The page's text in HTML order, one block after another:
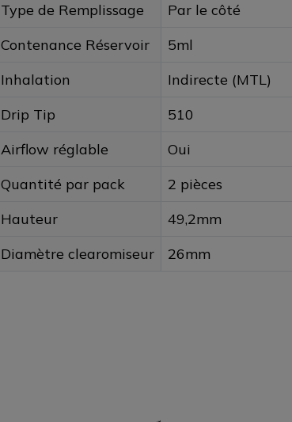
Type de Remplissage
Par le côté
Contenance Réservoir
5ml
Inhalation
Indirecte (MTL)
Drip Tip
510
Airflow réglable
Oui
Quantité par pack
2 pièces
Hauteur
49,2mm
Diamètre clearomiseur
26mm